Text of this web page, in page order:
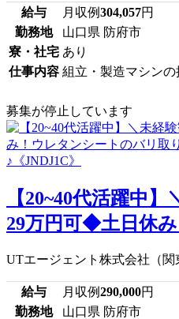
給与 月収例304,057円
勤務地
山口県 防府市
寮・社宅 あり
仕事内容 組立・製造マシンの
募集が停止しています
【20~40代活躍中
29万円可◆土日休
UTエージェント株式会社（関
給与 月収例290,000円
勤務地
山口県 防府市